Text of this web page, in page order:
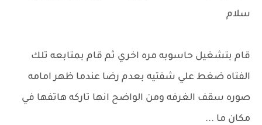
سلام
قام بتشغيل حاسوبه مره اخري ثم قام بمتابعه تلك
الفتاه ضغط علي شفتيه بعدم رضا عندما ظهر امامه
صوره سقف الغرفه ومن الواضح انها تاركه هاتفها في
مكان ما ...